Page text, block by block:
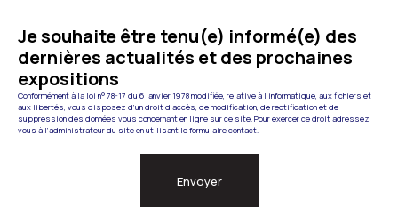
Je souhaite être tenu(e) informé(e) des
dernières actualités et des prochaines
expositions
Conformément à la loi n° 78-17 du 6 janvier 1978 modifiée, relative à l’informatique, aux fichiers et
aux libertés, vous disposez d’un droit d’accès, de modification, de rectification et de
suppression des données vous concernant en ligne sur ce site. Pour exercer ce droit adressez
vous à l’administrateur du site en utilisant le formulaire contact.
Envoyer